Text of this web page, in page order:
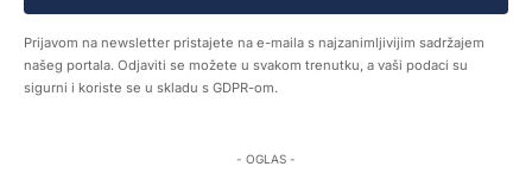
Prijavom na newsletter pristajete na e-maila s najzanimljivijim sadržajem
našeg portala. Odjaviti se možete u svakom trenutku, a vaši podaci su
sigurni i koriste se u skladu s GDPR-om.
- OGLAS -